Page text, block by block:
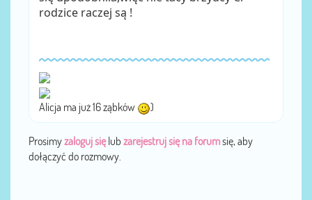
rodzice raczej są !
Alicja ma już 16 ząbków )
Prosimyzaloguj sięlub zarejestruj się na forumsię, aby
dołączyć do rozmowy.